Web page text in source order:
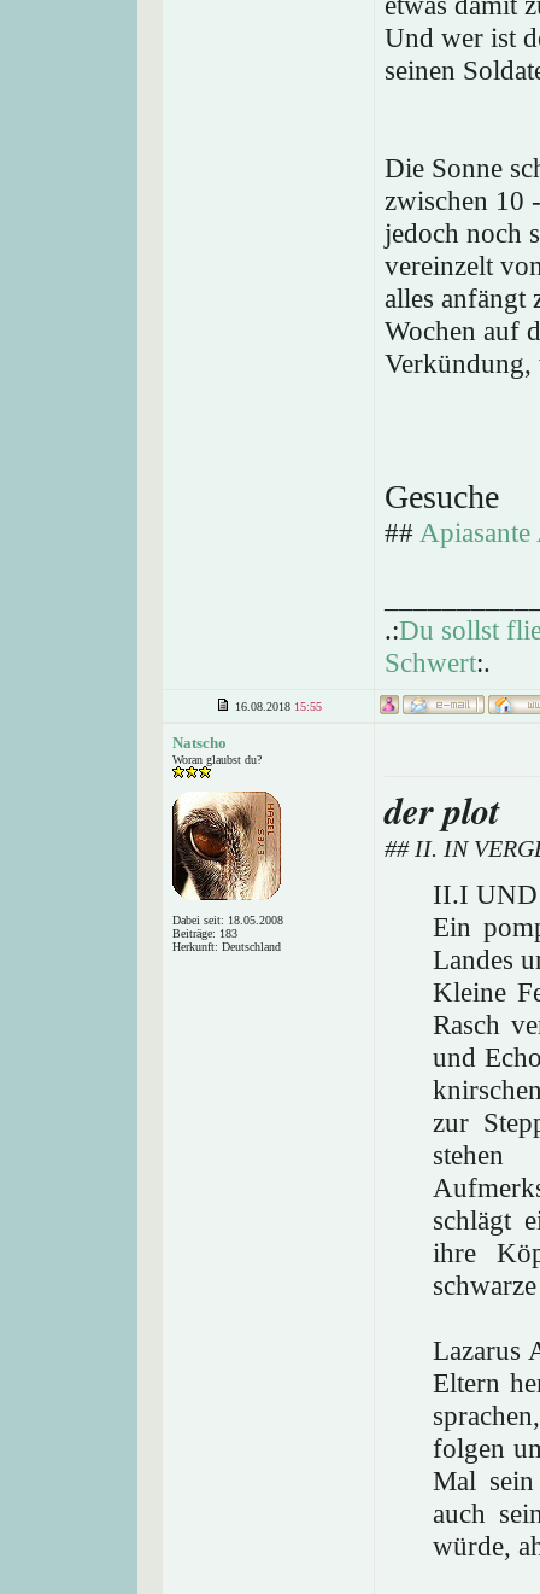
Und wer ist
seinen
Die Sonne
zwischen 10
jedoch noch
vereinzelt
alles anfängt
Wochen auf
Verkündung,
Gesuche
##
.:Du sollst
Schwert:.
16.08.2018 15:55
Natscho
Woran glaubst du?
Dabei seit: 18.05.2008
Beiträge: 183
Herkunft: Deutschland
der plot
## II. IN
II.I UND
Ein
Landes
Kleine
Rasch
und
zur
schlägt
ihre
Lazarus
Eltern
folgen
Mal
auch
würde,